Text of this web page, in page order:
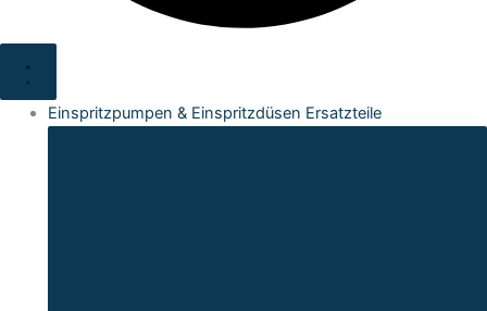
Einspritzpumpen & Einspritzdüsen Ersatzteile